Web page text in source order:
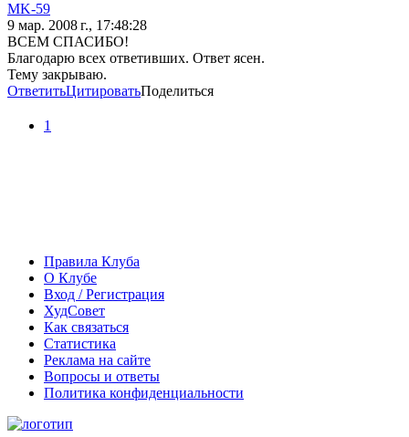
MK-59
9 мар. 2008 г., 17:48:28
ВСЕМ СПАСИБО!
Благодарю всех ответивших. Ответ ясен.
Тему закрываю.
ОтветитьЦитироватьПоделиться
1
Правила Клуба
О Клубе
Вход / Регистрация
ХудСовет
Как связаться
Статистика
Реклама на сайте
Вопросы и ответы
Политика конфиденциальности